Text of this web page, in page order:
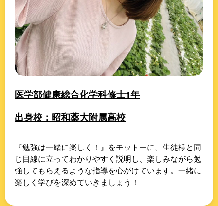
医学部健康総合化学科修士1年
出身校：昭和薬大附属高校
『勉強は一緒に楽しく！』をモットーに、生徒様と同
じ目線に立ってわかりやすく説明し、楽しみながら勉
強してもらえるような指導を心がけています。一緒に
楽しく学びを深めていきましょう！